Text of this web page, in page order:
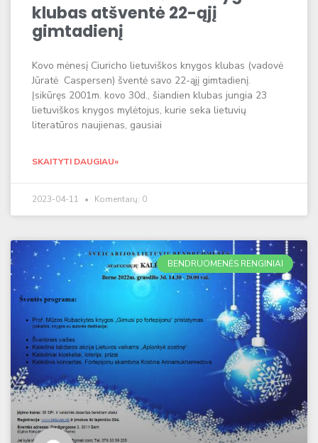
klubas atšventė 22-ąjį
gimtadienį
Kovo mėnesį Ciuricho lietuviškos knygos klubas (vadovė
Jūratė Caspersen) šventė savo 22-ąjį gimtadienį.
Įsikūręs 2001m. kovo 30d., šiandien klubas jungia 23
lietuviškos knygos mylėtojus, kurie seka lietuvių
literatūros naujienas, gausiai
SKAITYTI DAUGIAU»
2023-04-11 Komentarų: 0
BENDRUOMENĖS RENGINIAI